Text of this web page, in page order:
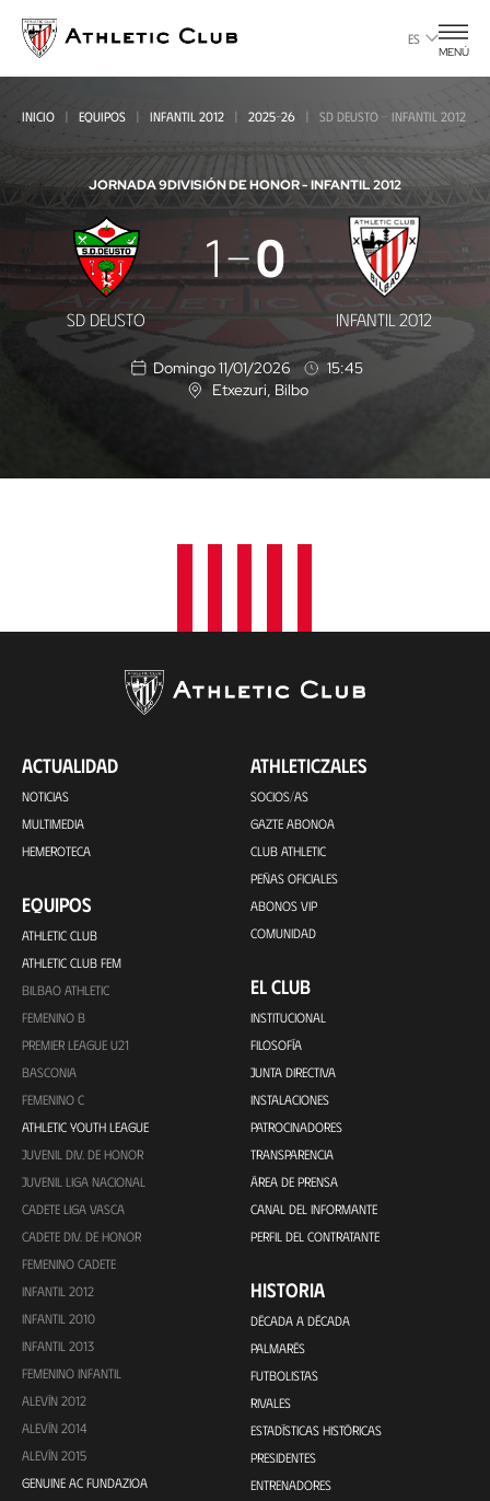
contenido
principal
ES
MENÚ
INICIO EQUIPOS INFANTIL 2012 2025-26 SD DEUSTO - INFANTIL 2012
JORNADA 9DIVISIÓN DE HONOR - INFANTIL 2012
Deusto
Infantil
SD DEUSTO
1 0
INFANTIL 2012
Domingo 11/01/2026
15:45
U
n
Etxezuri , Bilbo
ACTUALIDAD
NOTICIAS
MULTIMEDIA
HEMEROTECA
EQUIPOS
ATHLETIC CLUB
ATHLETIC CLUB FEM
BILBAO ATHLETIC
FEMENINO B
PREMIER LEAGUE U21
BASCONIA
FEMENINO C
ATHLETIC YOUTH LEAGUE
JUVENIL DIV. DE HONOR
JUVENIL LIGA NACIONAL
CADETE LIGA VASCA
CADETE DIV. DE HONOR
FEMENINO CADETE
INFANTIL 2012
INFANTIL 2010
INFANTIL 2013
FEMENINO INFANTIL
ALEVÍN 2012
ALEVÍN 2014
ALEVÍN 2015
GENUINE AC FUNDAZIOA
ATHLETICZALES
SOCIOS/AS
GAZTE ABONOA
CLUB ATHLETIC
PEÑAS OFICIALES
ABONOS VIP
COMUNIDAD
EL CLUB
INSTITUCIONAL
FILOSOFÍA
JUNTA DIRECTIVA
INSTALACIONES
PATROCINADORES
TRANSPARENCIA
ÁREA DE PRENSA
CANAL DEL INFORMANTE
PERFIL DEL CONTRATANTE
HISTORIA
DÉCADA A DÉCADA
PALMARÉS
FUTBOLISTAS
RIVALES
ESTADÍSTICAS HISTÓRICAS
PRESIDENTES
ENTRENADORES